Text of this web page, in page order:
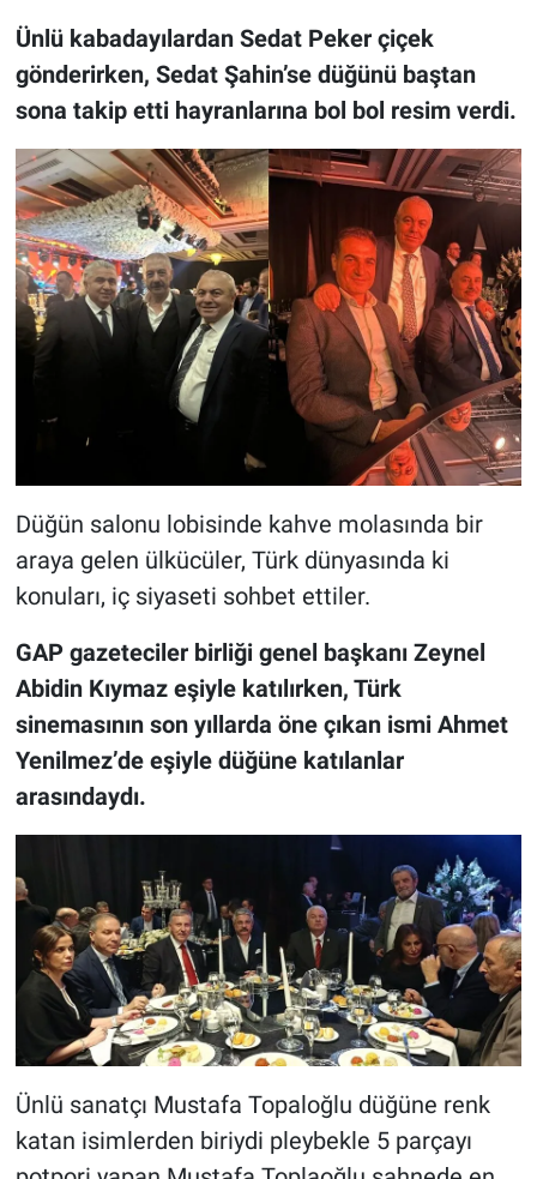
Ünlü kabadayılardan Sedat Peker çiçek
gönderirken, Sedat Şahin’se düğünü baştan
sona takip etti hayranlarına bol bol resim verdi.
Düğün salonu lobisinde kahve molasında bir
araya gelen ülkücüler, Türk dünyasında ki
konuları, iç siyaseti sohbet ettiler.
GAP gazeteciler birliği genel başkanı Zeynel
Abidin Kıymaz eşiyle katılırken, Türk
sinemasının son yıllarda öne çıkan ismi Ahmet
Yenilmez’de eşiyle düğüne katılanlar
arasındaydı.
Ünlü sanatçı Mustafa Topaloğlu düğüne renk
katan isimlerden biriydi pleybekle 5 parçayı